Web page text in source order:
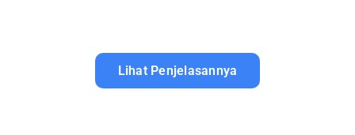
Lihat Penjelasannya